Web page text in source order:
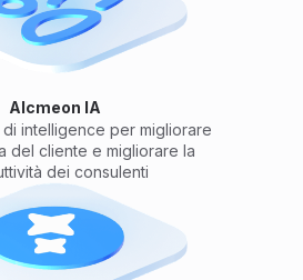
Alcmeon IA
intelligence per migliorare
del cliente e migliorare la
dei consulenti